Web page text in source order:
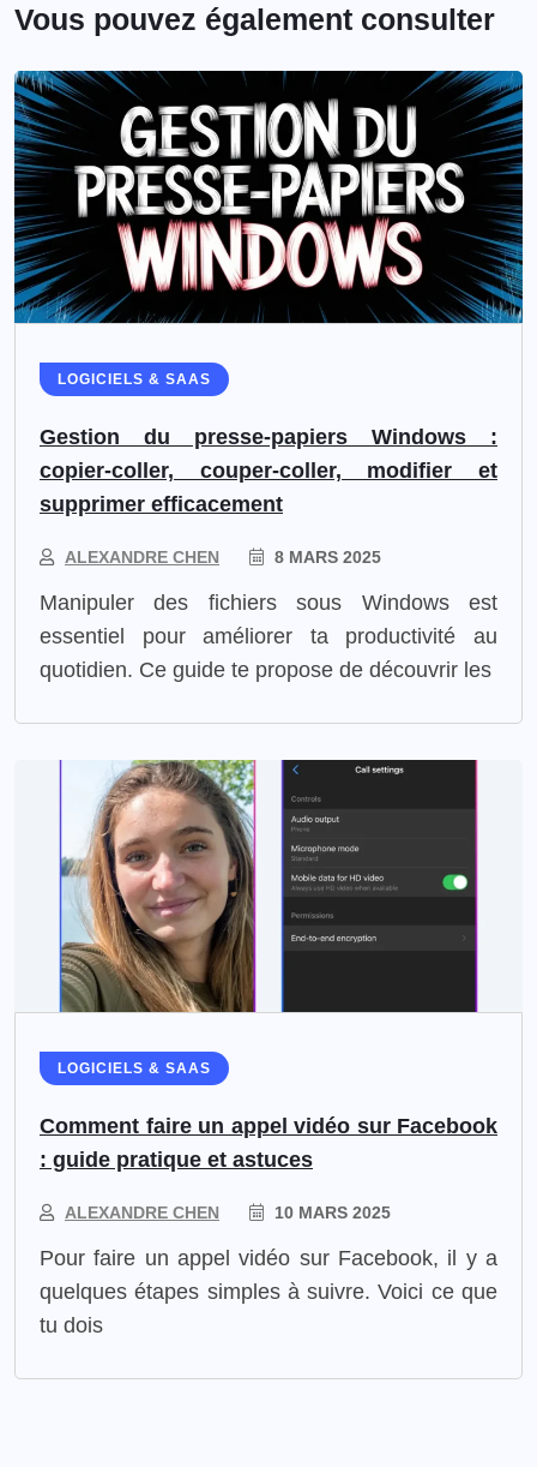
Vous pouvez également consulter
LOGICIELS & SAAS
Gestion du presse-papiers Windows :
copier-coller, couper-coller, modifier et
supprimer efficacement
ALEXANDRE CHEN 8 MARS 2025
Manipuler des fichiers sous Windows est
essentiel pour améliorer ta productivité au
quotidien. Ce guide te propose de découvrir les
LOGICIELS & SAAS
Comment faire un appel vidéo sur Facebook
: guide pratique et astuces
ALEXANDRE CHEN 10 MARS 2025
Pour faire un appel vidéo sur Facebook, il y a
quelques étapes simples à suivre. Voici ce que
tu dois